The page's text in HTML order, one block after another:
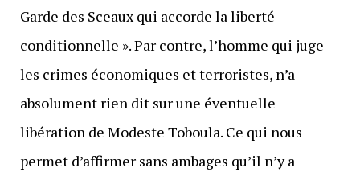
Garde des Sceaux qui accorde la liberté
conditionnelle ». Par contre, l’homme qui juge
les crimes économiques et terroristes, n’a
absolument rien dit sur une éventuelle
libération de Modeste Toboula. Ce qui nous
permet d’affirmer sans ambages qu’il n’y a